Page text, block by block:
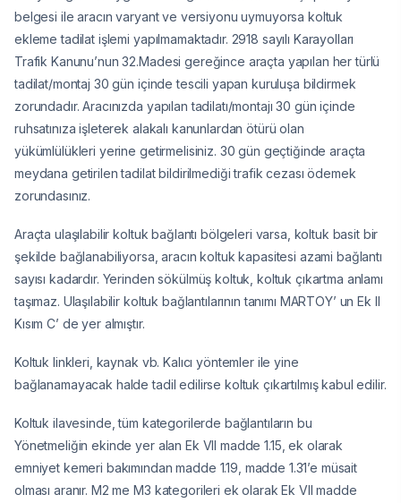
belgesi ile aracın varyant ve versiyonu uymuyorsa koltuk
ekleme tadilat işlemi yapılmamaktadır. 2918 sayılı Karayolları
Trafik Kanunu’nun 32.Madesi gereğince araçta yapılan her türlü
tadilat/montaj 30 gün içinde tescili yapan kuruluşa bildirmek
zorundadır. Aracınızda yapılan tadilatı/montajı 30 gün içinde
ruhsatınıza işleterek alakalı kanunlardan ötürü olan
yükümlülükleri yerine getirmelisiniz. 30 gün geçtiğinde araçta
meydana getirilen tadilat bildirilmediği trafik cezası ödemek
zorundasınız.
Araçta ulaşılabilir koltuk bağlantı bölgeleri varsa, koltuk basit bir
şekilde bağlanabiliyorsa, aracın koltuk kapasitesi azami bağlantı
sayısı kadardır. Yerinden sökülmüş koltuk, koltuk çıkartma anlamı
taşımaz. Ulaşılabilir koltuk bağlantılarının tanımı MARTOY’ un Ek II
Kısım C’ de yer almıştır.
Koltuk linkleri, kaynak vb. Kalıcı yöntemler ile yine
bağlanamayacak halde tadil edilirse koltuk çıkartılmış kabul edilir.
Koltuk ilavesinde, tüm kategorilerde bağlantıların bu
Yönetmeliğin ekinde yer alan Ek VII madde 1.15, ek olarak
emniyet kemeri bakımından madde 1.19, madde 1.31’e müsait
olması aranır. M2 me M3 kategorileri ek olarak Ek VII madde